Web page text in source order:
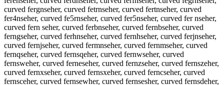
curved fergnseher, curved fetrnseher, curved fertnseher, curved
fer4nseher, curved fe5rnseher, curved fer5nseher, curved fer nseher,
curved fern seher, curved ferbnseher, curved fernbseher, curved
ferngseher, curved ferhnseher, curved fernhseher, curved ferjnseher,
curved fernjseher, curved fermnseher, curved fernmseher, curved
fernqseher, curved fernsqeher, curved fernwseher, curved
fernsweher, curved ferneseher, curved fernzseher, curved fernszeher,
curved fernxseher, curved fernsxeher, curved ferncseher, curved
fernsceher, curved fernsewher, curved fernsesher, curved fernsdeher,